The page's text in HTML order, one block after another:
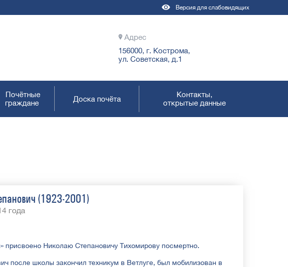
Версия для слабовидящих
Адрес
156000, г. Кострома,
ул. Советская, д.1
Почётные
граждане
Доска почёта
Контакты,
открытые данные
(1923-2001)
года
присвоено Николаю Степановичу Тихомирову посмертно.
после школы закончил техникум в Ветлуге, был мобилизован в